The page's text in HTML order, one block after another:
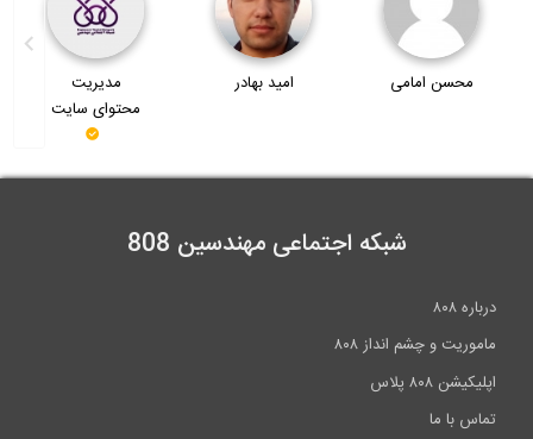
امید بهادر
مدیریت
BuddyZHot
شبکه اجتماعی مهندسین 808
درباره ۸۰۸
ماموریت و چشم انداز ۸۰۸
اپلیکیشن ۸۰۸ پلاس
تماس با ما